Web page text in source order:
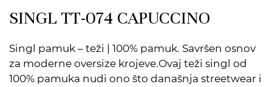
SINGL TT-074 CAPUCCINO
Singl pamuk – teži | 100% pamuk. Savršen osnov
za moderne oversize krojeve.Ovaj teži singl od
100% pamuka nudi ono što današnja streetwear i